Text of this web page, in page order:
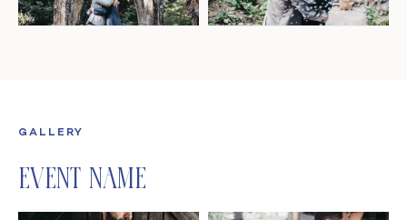
GALLERY
Event Name